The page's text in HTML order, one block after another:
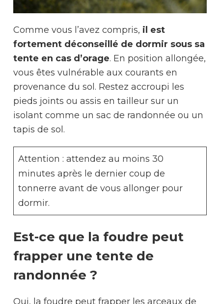
Comme vous l’avez compris, il est
fortement déconseillé de dormir sous sa
tente en cas d’orage. En position allongée,
vous êtes vulnérable aux courants en
provenance du sol. Restez accroupi les
pieds joints ou assis en tailleur sur un
isolant comme un sac de randonnée ou un
tapis de sol.
Attention : attendez au moins 30
minutes après le dernier coup de
tonnerre avant de vous allonger pour
dormir.
Est-ce que la foudre peut
frapper une tente de
randonnée ?
Oui, la foudre peut frapper les arceaux de